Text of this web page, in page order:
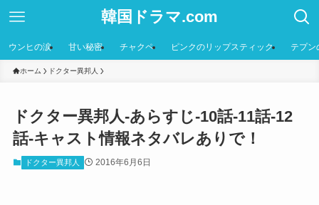
韓国ドラマ.com
ウンヒの涙 甘い秘密 チャクペ ピンクのリップスティック テプン
ホーム ドクター異邦人
ドクター異邦人-あらすじ-10話-11話-12
話-キャスト情報ネタバレありで！
ドクター異邦人 2016年6月6日